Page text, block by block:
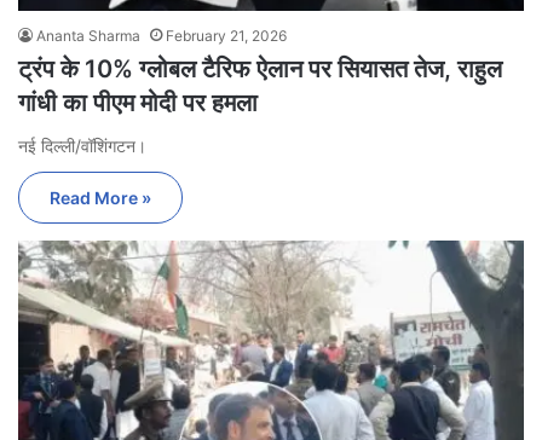
Ananta Sharma February 21, 2026
ट्रंप के 10% ग्लोबल टैरिफ ऐलान पर सियासत तेज, राहुल
गांधी का पीएम मोदी पर हमला
नई दिल्ली/वॉशिंगटन।
Read More »